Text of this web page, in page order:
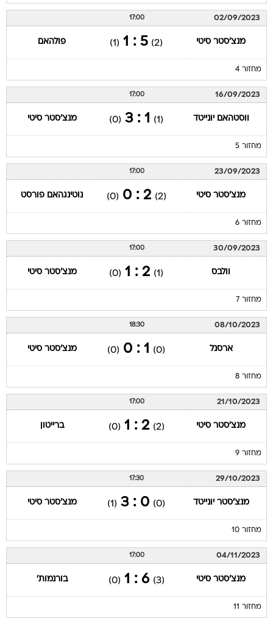
02/09/2023
17:00
מנצ'סטר סיטי (2)
5 : 1
(1) פולהאם
מחזור 4
16/09/2023
17:00
ווסטהאם יונייטד (1)
1 : 3
(0) מנצ'סטר סיטי
מחזור 5
23/09/2023
17:00
מנצ'סטר סיטי (2)
2 : 0
(0) נוטינגהאם פורסט
מחזור 6
30/09/2023
17:00
וולבס (1)
2 : 1
(0) מנצ'סטר סיטי
מחזור 7
08/10/2023
18:30
ארסנל (0)
1 : 0
(0) מנצ'סטר סיטי
מחזור 8
21/10/2023
17:00
מנצ'סטר סיטי (2)
2 : 1
(0) ברייטון
מחזור 9
29/10/2023
17:30
מנצ'סטר יונייטד (0)
0 : 3
(1) מנצ'סטר סיטי
מחזור 10
04/11/2023
17:00
מנצ'סטר סיטי (3)
6 : 1
(0) בורנמות'
מחזור 11